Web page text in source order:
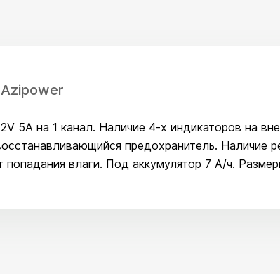
5A на 1 канал. Наличие 4-х индикаторов на
предохранитель. Наличие
влаги. Под аккумулятор 7 А/ч.